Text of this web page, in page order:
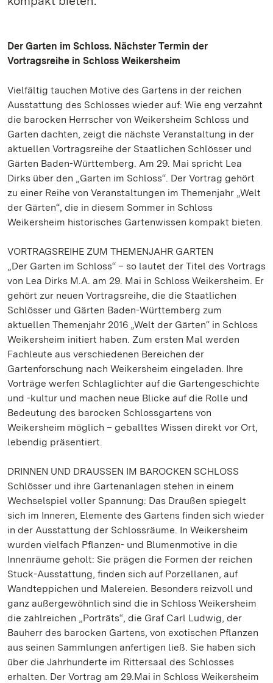
Der Garten im Schloss. Nächster Termin der
Vortragsreihe in Schloss Weikersheim
Vielfältig tauchen Motive des Gartens in der reichen
Ausstattung des Schlosses wieder auf: Wie eng verzahnt
die barocken Herrscher von Weikersheim Schloss und
Garten dachten, zeigt die nächste Veranstaltung in der
aktuellen Vortragsreihe der Staatlichen Schlösser und
Gärten Baden-Württemberg. Am 29. Mai spricht Lea
Dirks über den „Garten im Schloss“. Der Vortrag gehört
zu einer Reihe von Veranstaltungen im Themenjahr „Welt
der Gärten“, die in diesem Sommer in Schloss
Weikersheim historisches Gartenwissen kompakt bieten.
VORTRAGSREIHE ZUM THEMENJAHR GARTEN
„Der Garten im Schloss“ – so lautet der Titel des Vortrags
von Lea Dirks M.A. am 29. Mai in Schloss Weikersheim. Er
gehört zur neuen Vortragsreihe, die die Staatlichen
Schlösser und Gärten Baden-Württemberg zum
aktuellen Themenjahr 2016 „Welt der Gärten“ in Schloss
Weikersheim initiert haben. Zum ersten Mal werden
Fachleute aus verschiedenen Bereichen der
Gartenforschung nach Weikersheim eingeladen. Ihre
Vorträge werfen Schlaglichter auf die Gartengeschichte
und -kultur und machen neue Blicke auf die Rolle und
Bedeutung des barocken Schlossgartens von
Weikersheim möglich – geballtes Wissen direkt vor Ort,
lebendig präsentiert.
DRINNEN UND DRAUSSEN IM BAROCKEN SCHLOSS
Schlösser und ihre Gartenanlagen stehen in einem
Wechselspiel voller Spannung: Das Draußen spiegelt
sich im Inneren, Elemente des Gartens finden sich wieder
in der Ausstattung der Schlossräume. In Weikersheim
wurden vielfach Pflanzen- und Blumenmotive in die
Innenräume geholt: Sie prägen die Formen der reichen
Stuck-Ausstattung, finden sich auf Porzellanen, auf
Wandteppichen und Malereien. Besonders reizvoll und
ganz außergewöhnlich sind die in Schloss Weikersheim
die zahlreichen „Porträts“, die Graf Carl Ludwig, der
Bauherr des barocken Gartens, von exotischen Pflanzen
aus seinen Sammlungen anfertigen ließ. Sie haben sich
über die Jahrhunderte im Rittersaal des Schlosses
erhalten. Der Vortrag am 29.Mai in Schloss Weikersheim